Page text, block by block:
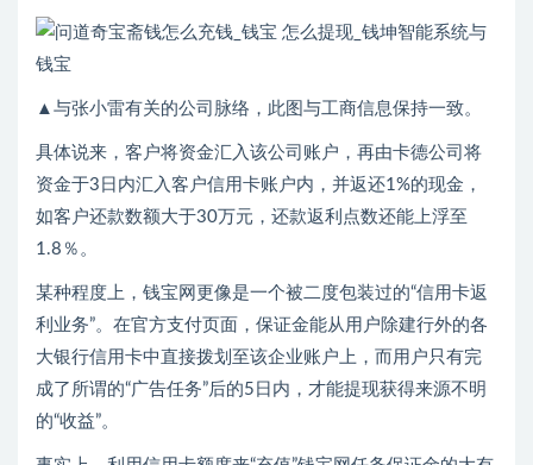
▲与张小雷有关的公司脉络，此图与工商信息保持一致。
具体说来，客户将资金汇入该公司账户，再由卡德公司将
资金于3日内汇入客户信用卡账户内，并返还1%的现金，
如客户还款数额大于30万元，还款返利点数还能上浮至
1.8％。
某种程度上，钱宝网更像是一个被二度包装过的“信用卡返
利业务”。在官方支付页面，保证金能从用户除建行外的各
大银行信用卡中直接拨划至该企业账户上，而用户只有完
成了所谓的“广告任务”后的5日内，才能提现获得来源不明
的“收益”。